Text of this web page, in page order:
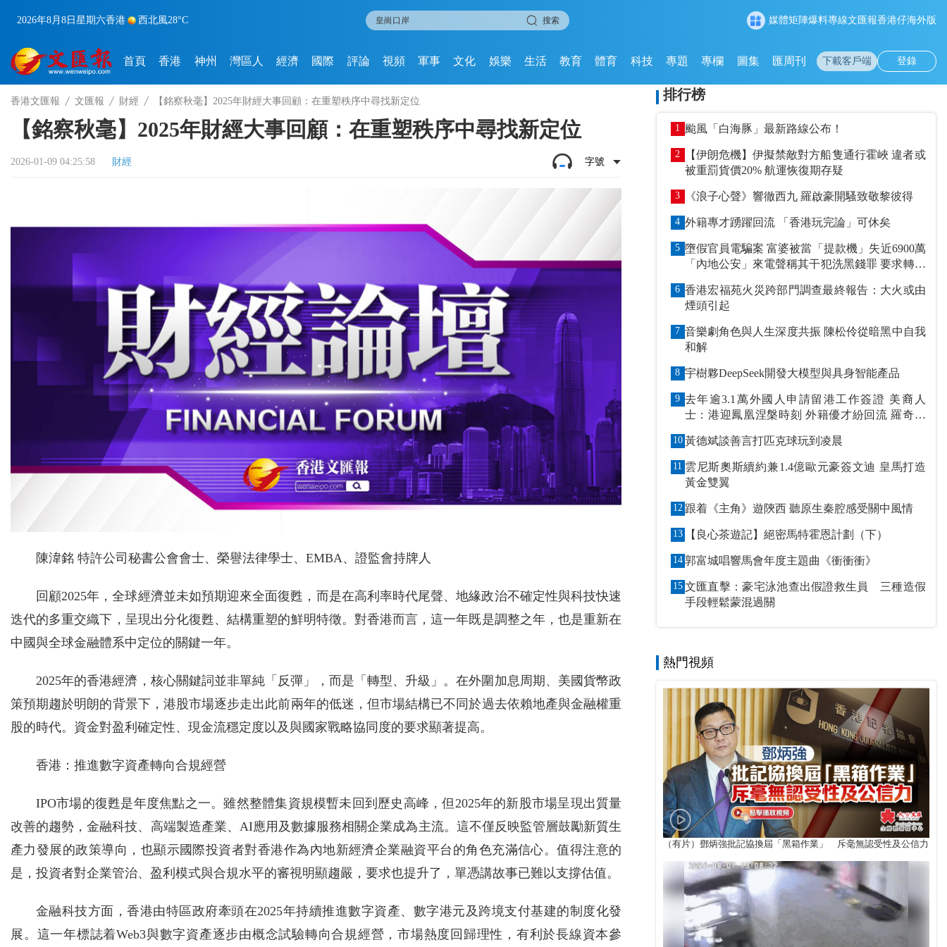
2026年8月8日 星期六香港 西北風28°C 搜索 媒體矩陣爆料專線文匯報香港仔海外版
首頁 香港 神州 灣區人 經濟 國際 評論 視頻 軍事 文化 娛樂 生活 教育 體育 科技 專題 專欄 圖集 匯周刊 下載客戶端 登錄
香港文匯報 文匯報 財經 【銘察秋毫】2025年財經大事回顧：在重塑秩序中尋找新定位
【銘察秋毫】2025年財經大事回顧：在重塑秩序中尋找新定位
2026-01-09 04:25:58 財經 字號
陳湋銘 特許公司秘書公會會士、榮譽法律學士、EMBA、證監會持牌人
回顧2025年，全球經濟並未如預期迎來全面復甦，而是在高利率時代尾聲、地緣政治不確定性與科技快速
迭代的多重交織下，呈現出分化復甦、結構重塑的鮮明特徵。對香港而言，這一年既是調整之年，也是重新在
中國與全球金融體系中定位的關鍵一年。
2025年的香港經濟，核心關鍵詞並非單純「反彈」，而是「轉型、升級」。在外圍加息周期、美國貨幣政
策預期趨於明朗的背景下，港股市場逐步走出此前兩年的低迷，但市場結構已不同於過去依賴地產與金融權重
股的時代。資金對盈利確定性、現金流穩定度以及與國家戰略協同度的要求顯著提高。
香港：推進數字資產轉向合規經營
IPO市場的復甦是年度焦點之一。雖然整體集資規模暫未回到歷史高峰，但2025年的新股市場呈現出質量
改善的趨勢，金融科技、高端製造產業、AI應用及數據服務相關企業成為主流。這不僅反映監管層鼓勵新質生
產力發展的政策導向，也顯示國際投資者對香港作為內地新經濟企業融資平台的角色充滿信心。值得注意的
是，投資者對企業管治、盈利模式與合規水平的審視明顯趨嚴，要求也提升了，單憑講故事已難以支撐估值。
金融科技方面，香港由特區政府牽頭在2025年持續推進數字資產、數字港元及跨境支付基建的制度化發
展。這一年標誌着Web3與數字資產逐步由概念試驗轉向合規經營，市場熱度回歸理性，有利於長線資本參
排行榜
1 颱風「白海豚」最新路線公布！
2
【伊朗危機】伊擬禁敵對方船隻通行霍峽 違者或
被重罰貨價20% 航運恢復期存疑
3 《浪子心聲》響徹西九 羅啟豪開騷致敬黎彼得
4 外籍專才踴躍回流 「香港玩完論」可休矣
5 墮假官員電騙案 富婆被當「提款機」失近6900萬
「內地公安」來電聲稱其干犯洗黑錢罪 要求轉賬
6 香港宏福苑火災跨部門調查最終報告：大火或由
煙頭引起
7 音樂劇角色與人生深度共振 陳松伶從暗黑中自我
和解
8 宇樹夥DeepSeek開發大模型與具身智能產品
9 去年逾3.1萬外國人申請留港工作簽證 美裔人
士：港迎鳳凰涅槃時刻 外籍優才紛回流 羅奇抹
10 黃德斌談善言打匹克球玩到凌晨
11 雲尼斯奧斯續約兼1.4億歐元豪簽文迪 皇馬打造
黃金雙翼
12 跟着《主角》遊陝西 聽原生秦腔感受關中風情
13 【良心茶遊記】絕密馬特霍恩計劃（下）
14 郭富城唱響馬會年度主題曲《衝衝衝》
15 文匯直擊：豪宅泳池查出假證救生員 三種造假
手段輕鬆蒙混過關
熱門視頻
（有片）鄧炳強批記協換屆「黑箱作業」 斥毫無認受性及公信力